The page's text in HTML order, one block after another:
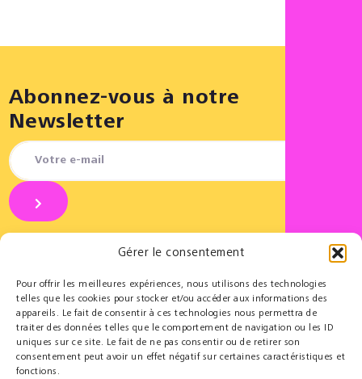
Gérer le consentement
Pour offrir les meilleures expériences, nous utilisons des technologies
telles que les cookies pour stocker et/ou accéder aux informations des
appareils. Le fait de consentir à ces technologies nous permettra de
traiter des données telles que le comportement de navigation ou les ID
uniques sur ce site. Le fait de ne pas consentir ou de retirer son
consentement peut avoir un effet négatif sur certaines caractéristiques et
fonctions.
Abonnez-vous à notre
Newsletter
Partenaires
Le Cercle des Mécènes
Partenaires institutionnels
Nous soutenir
Éducatif
Résidences pédagogiques
t@lenschool